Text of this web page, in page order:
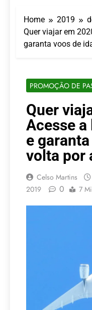
Home 2019
Quer viajar em
garanta voos de
PROMOÇÃO DE
Quer
Acesse
e
volta por
Celso Martins
2019
0 7